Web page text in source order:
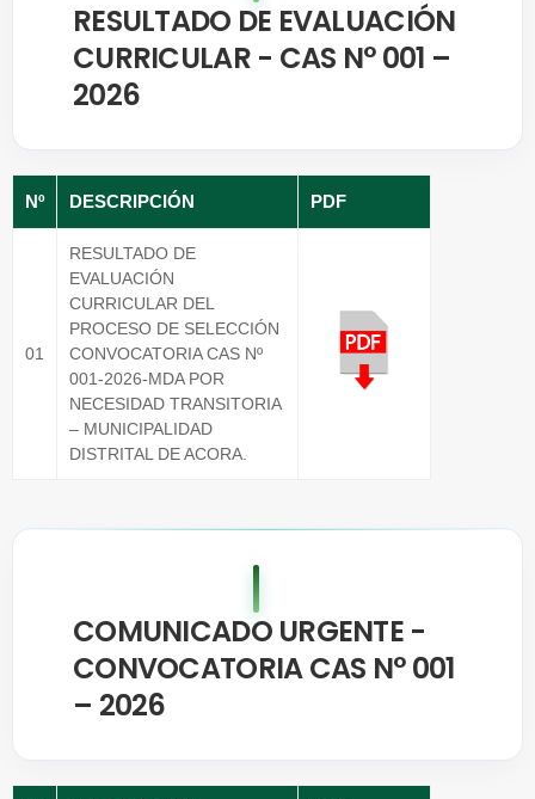
RESULTADO DE EVALUACIÓN
CURRICULAR - CAS N° 001 –
2026
Nº DESCRIPCIÓN PDF
01
RESULTADO DE
EVALUACIÓN
CURRICULAR DEL
PROCESO DE SELECCIÓN
CONVOCATORIA CAS Nº
001-2026-MDA POR
NECESIDAD TRANSITORIA
– MUNICIPALIDAD
DISTRITAL DE ACORA.
COMUNICADO URGENTE -
CONVOCATORIA CAS N° 001
– 2026